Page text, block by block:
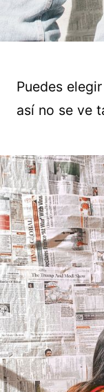
Puedes
así no se ve